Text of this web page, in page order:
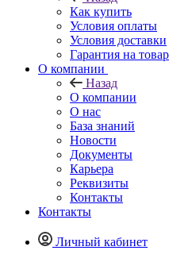
Как купить
Условия оплаты
Условия доставки
Гарантия на товар
О компании
Назад
О компании
О нас
База знаний
Новости
Документы
Карьера
Реквизиты
Контакты
Контакты
Личный кабинет